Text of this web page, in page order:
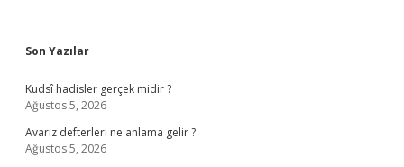
Sidebar
Son Yazılar
Kudsî hadisler gerçek midir ?
Ağustos 5, 2026
Avarız defterleri ne anlama gelir ?
Ağustos 5, 2026